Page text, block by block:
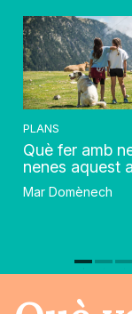
PLANS
Què fer amb
nenes aquest
Mar Domènech